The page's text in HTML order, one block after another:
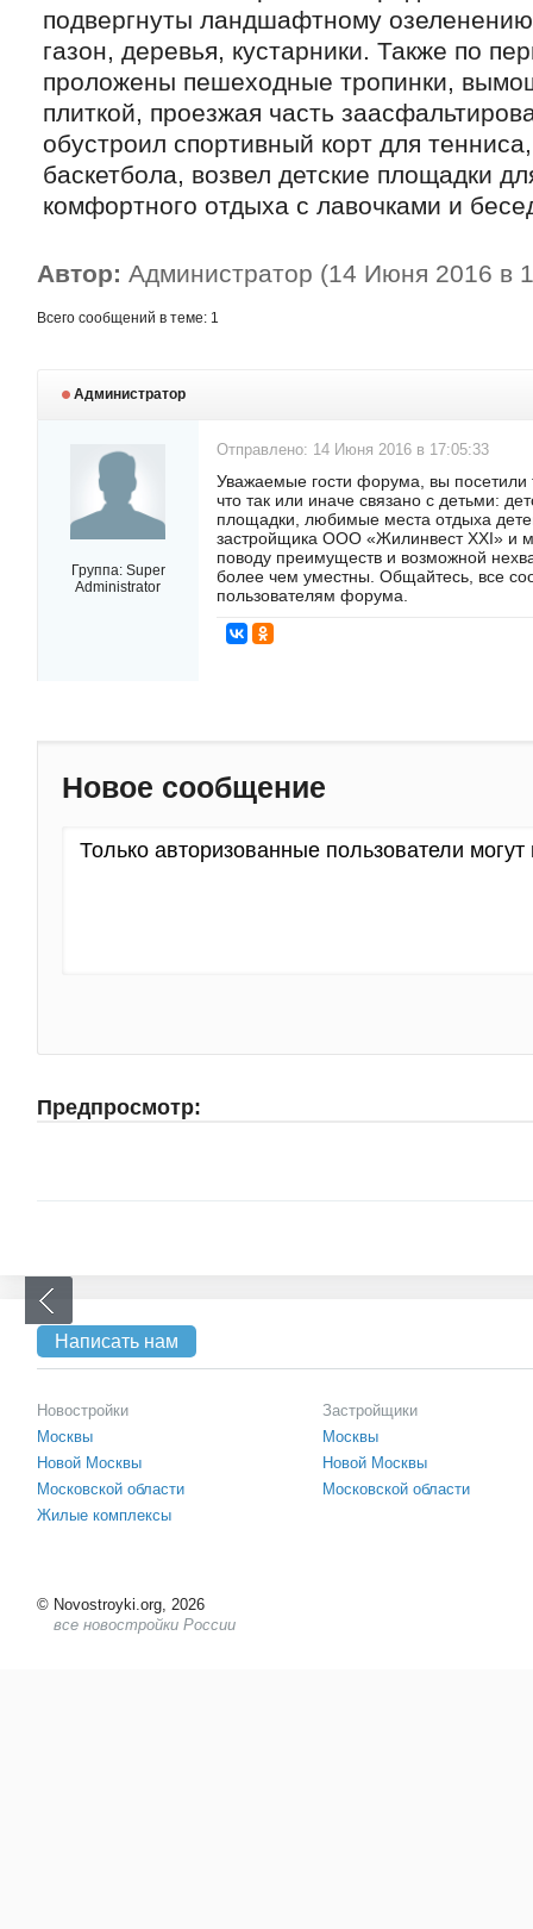
подвергнуты ландшафтному
газон, деревья, кустарники. Также по
проложены пешеходные тропинки,
плиткой, проезжая часть
обустроил спортивный корт для
баскетбола, возвел детские площадки
комфортного отдыха с лавочками и
Автор: Администратор (14 Июня 2016 в
Всего сообщений в теме: 1
Администратор
Группа: Super
Administrator
Отправлено: 14 Июня 2016 в 17:05:33
Уважаемые гости форума, вы посетили
что так или иначе связано с детьми:
площадки, любимые места отдыха
застройщика ООО «Жилинвест ХХI» и
поводу преимуществ и возможной
более чем уместны. Общайтесь, все
пользователям форума.
Новое сообщение
Предпросмотр:
Написать нам
Новостройки
Москвы
Новой Москвы
Московской области
Жилые комплексы
Застройщики
Москвы
Новой Москвы
Московской области
© Novostroyki.org, 2026
все новостройки России